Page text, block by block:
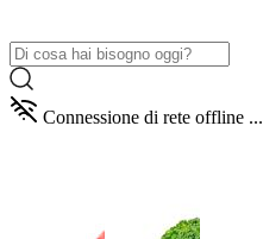
Connessione di rete offline ...